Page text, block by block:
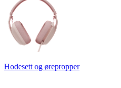
Hodesett og ørepropper